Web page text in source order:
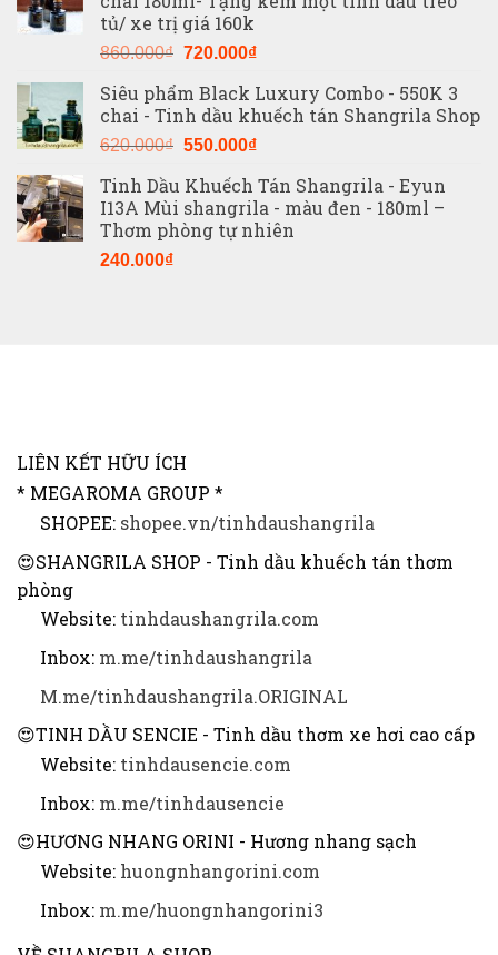
1.160.000₫.
là:
tủ/ xe trị giá 160k
860.000₫ Giá
là:
860.000₫.
720.000₫Giá
tại
là:
720.000₫.
Siêu phẩm Black Luxury Combo - 550K 3
chai - Tinh dầu khuếch tán Shangrila Shop
620.000₫ Giá
là:
620.000₫.
550.000₫Giá
tại
là:
550.000₫.
Tinh Dầu Khuếch Tán Shangrila - Eyun
I13A Mùi shangrila - màu đen - 180ml –
Thơm phòng tự nhiên
240.000₫
LIÊN KẾT HỮU ÍCH
* MEGAROMA GROUP *
SHOPEE: shopee.vn/tinhdaushangrila
😍SHANGRILA SHOP - Tinh dầu khuếch tán thơm
phòng
Website: tinhdaushangrila.com
Inbox: m.me/tinhdaushangrila
M.me/tinhdaushangrila.ORIGINAL
😍TINH DẦU SENCIE - Tinh dầu thơm xe hơi cao cấp
Website: tinhdausencie.com
Inbox: m.me/tinhdausencie
😍HƯƠNG NHANG ORINI - Hương nhang sạch
Website: huongnhangorini.com
Inbox: m.me/huongnhangorini3